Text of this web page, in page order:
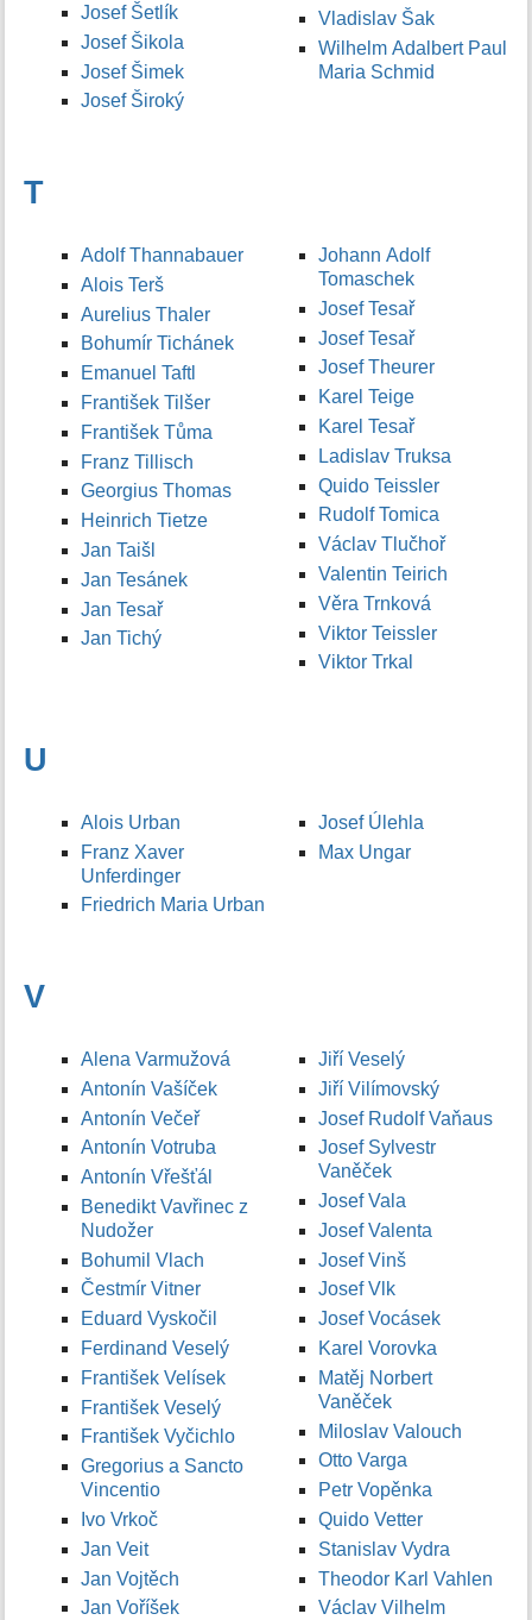
Josef Šetlík
Josef Šikola
Josef Šimek
Josef Široký
Vladislav Šak
Wilhelm Adalbert Paul
Maria Schmid
T
Adolf Thannabauer
Alois Terš
Aurelius Thaler
Bohumír Tichánek
Emanuel Taftl
František Tilšer
František Tůma
Franz Tillisch
Georgius Thomas
Heinrich Tietze
Jan Taišl
Jan Tesánek
Jan Tesař
Jan Tichý
Johann Adolf
Tomaschek
Josef Tesař
Josef Tesař
Josef Theurer
Karel Teige
Karel Tesař
Ladislav Truksa
Quido Teissler
Rudolf Tomica
Václav Tlučhoř
Valentin Teirich
Věra Trnková
Viktor Teissler
Viktor Trkal
U
Alois Urban
Franz Xaver
Unferdinger
Friedrich Maria Urban
Josef Úlehla
Max Ungar
V
Alena Varmužová
Antonín Vašíček
Antonín Večeř
Antonín Votruba
Antonín Vřešťál
Benedikt Vavřinec z
Nudožer
Bohumil Vlach
Čestmír Vitner
Eduard Vyskočil
Ferdinand Veselý
František Velísek
František Veselý
František Vyčichlo
Gregorius a Sancto
Vincentio
Ivo Vrkoč
Jan Veit
Jan Vojtěch
Jan Voříšek
Jiří Veselý
Jiří Vilímovský
Josef Rudolf Vaňaus
Josef Sylvestr
Vaněček
Josef Vala
Josef Valenta
Josef Vinš
Josef Vlk
Josef Vocásek
Karel Vorovka
Matěj Norbert
Vaněček
Miloslav Valouch
Otto Varga
Petr Vopěnka
Quido Vetter
Stanislav Vydra
Theodor Karl Vahlen
Václav Vilhelm